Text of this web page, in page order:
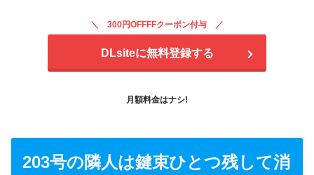
300円OFFFFクーポン付与
DLsiteに無料登録する
月額料金はナシ!
203号の隣人は鍵束ひとつ残して消